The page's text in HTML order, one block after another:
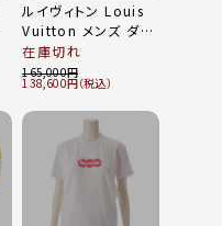
ルイヴィトン Louis
Vuitton メンズ ダミ
エ LVトレーナー レ
ザー ローカットスニ
ーカー 1AC56P オラ
ンジュ 7 1/2
在庫切れ
165,000
138,600